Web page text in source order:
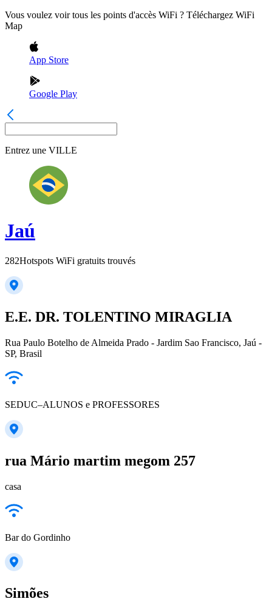
Vous voulez voir tous les points d'accès WiFi ? Téléchargez WiFi
Map
App Store
Google Play
Entrez une VILLE
Jaú
282Hotspots WiFi gratuits trouvés
E.E. DR. TOLENTINO MIRAGLIA
Rua Paulo Botelho de Almeida Prado - Jardim Sao Francisco, Jaú -
SP, Brasil
SEDUC–ALUNOS e PROFESSORES
rua Mário martim megom 257
casa
Bar do Gordinho
Simões